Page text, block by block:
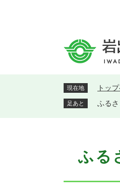
現在地 トッ
足あと ふる
ふる